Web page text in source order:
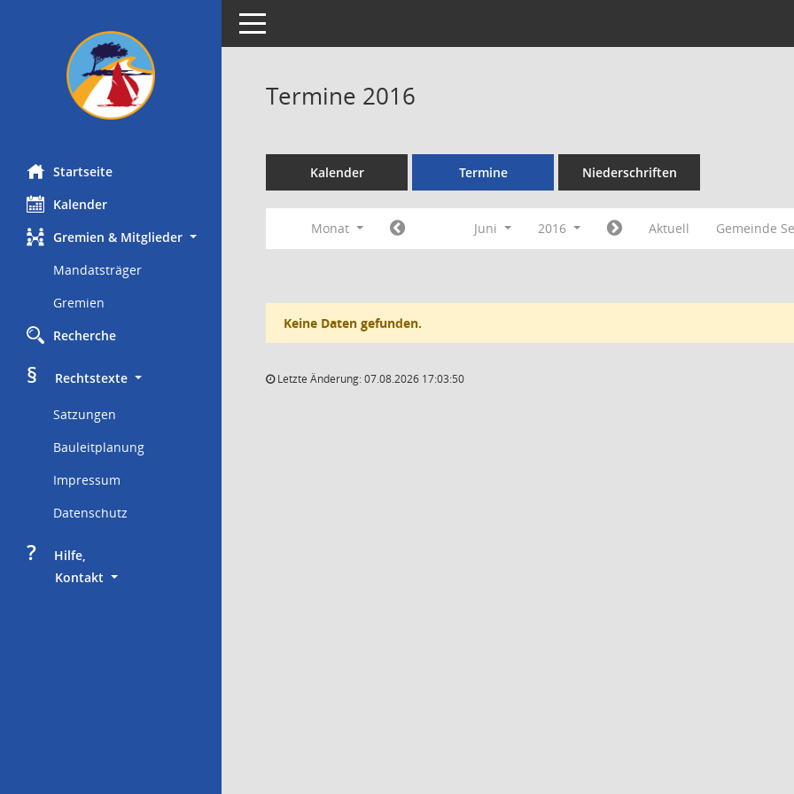
Startseite
Kalender
Gremien & Mitglieder
Mandatsträger
Gremien
Recherche
§
     Rechtstexte
Satzungen
Bauleitplanung
Impressum
Datenschutz
?
     Hilfe,
Kontakt
Toggle navigation
Termine 2016
Kalender Termine Niederschriften
Monat Juni 2016 Aktuell Gemeinde
Keine Daten gefunden.
Letzte Änderung: 07.08.2026 17:03:50